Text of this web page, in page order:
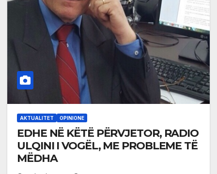
AKTUALITET OPINIONE
EDHE NË KËTË PËRVJETOR, RADIO
ULQINI I VOGËL, ME PROBLEME TË
MËDHA